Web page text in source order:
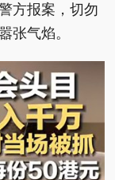
方报案，切勿
张气焰。